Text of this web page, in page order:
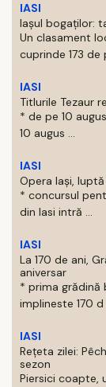
IASI
Iașul bogaților:
Un clasament
cuprinde 173 de
IASI
Titlurile Tezaur
* de pe 10
10 augus ...
IASI
Opera Iași,
* concursul
din Iasi intră ...
IASI
La 170 de ani,
aniversar
* prima grădină
implineste 170 d
IASI
Rețeta zilei:
sezon
Piersici coapte,